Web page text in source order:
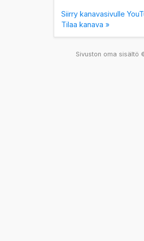
Siirry kanavasivulle
Tilaa kanava »
Sivuston oma sisältö